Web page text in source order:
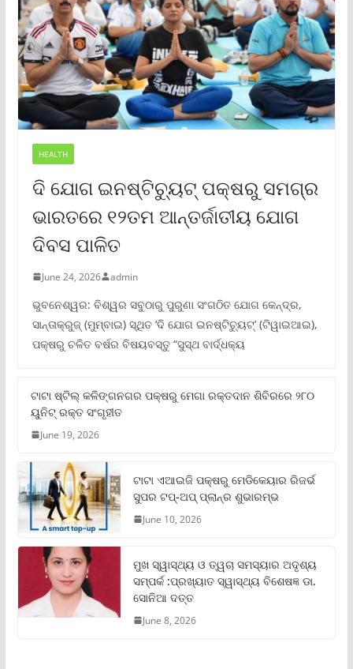
HEALTH
ଦି ଯୋଗ ଇନଷ୍ଟିଚ୍ୟୁଟ୍ ପକ୍ଷରୁ ସମଗ୍ର
ଭାରତରେ ୧୨ତମ ଆନ୍ତର୍ଜାତୀୟ ଯୋଗ
ଦିବସ ପାଳିତ
June 24, 2026 admin
ଭୁବନେଶ୍ୱର: ବିଶ୍ୱର ସବୁଠାରୁ ପୁରୁଣା ସଂଗଠିତ ଯୋଗ କେନ୍ଦ୍ର,
ସାନ୍ତାକ୍ରୁଜ୍ (ମୁମ୍ବାଇ) ସ୍ଥିତ ‘ଦି ଯୋଗ ଇନଷ୍ଟିଚ୍ୟୁଟ୍‌’ (ଟିୱାଇଆଇ),
ପକ୍ଷରୁ ଚଳିତ ବର୍ଷର ବିଷୟବସ୍ତୁ “ସୁସ୍ଥ ବାର୍ଦ୍ଧକ୍ୟ
ଟାଟା ଷ୍ଟିଲ୍‌ କଳିଙ୍ଗନଗର ପକ୍ଷରୁ ମେଗା ରକ୍ତଦାନ ଶିବିରରେ ୨୮୦
ୟୁନିଟ୍‌ ରକ୍ତ ସଂଗୃହୀତ
June 19, 2026
ଟାଟା ଏଆଇଜି ପକ୍ଷରୁ ମେଡିକେୟାର ରିଜର୍ଭ
ସୁପର ଟପ୍‌-ଅପ୍ ପ୍ଲାନ୍‌ର ଶୁଭାରମ୍ଭ
June 10, 2026
ମୁଖ ସ୍ୱାସ୍ଥ୍ୟ ଓ ତ୍ୱଚା ସମସ୍ୟାର ଅଦୃଶ୍ୟ
ସମ୍ପର୍କ :ପ୍ରଖ୍ୟାତ ସ୍ୱାସ୍ଥ୍ୟ ବିଶେଷଜ୍ଞ ଡା.
ସୋନିଆ ଦତ୍ତ
June 8, 2026